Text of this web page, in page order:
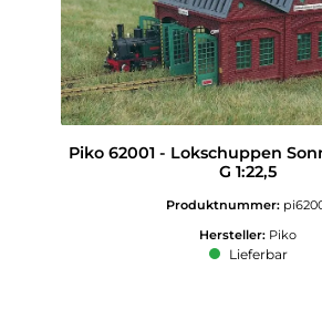
Piko 62001 - Lokschuppen
G 1:22,5
Produktnummer:
Hersteller: Piko
Lieferbar